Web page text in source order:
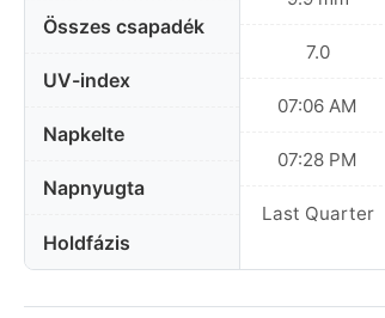
Összes csapadék
UV-index
Napkelte
Napnyugta
Holdfázis
7.0
07:06 AM
07:28 PM
Last Quarter